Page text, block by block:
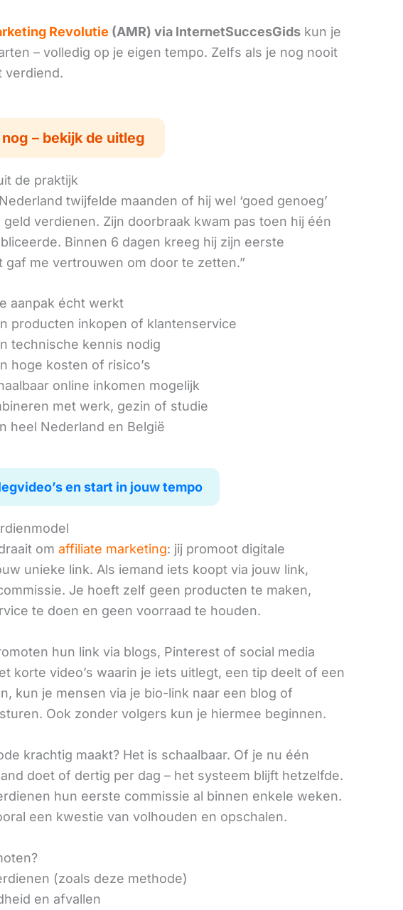
Revolutie (AMR) via InternetSuccesGids kun je
– volledig op je eigen tempo. Zelfs als je nog nooit
verdiend.
– bekijk de uitleg
de praktijk
twijfelde maanden of hij wel ‘goed genoeg’
verdienen. Zijn doorbraak kwam pas toen hij één
Binnen 6 dagen kreeg hij zijn eerste
gaf me vertrouwen om door te zetten.”
aanpak écht werkt
producten inkopen of klantenservice
technische kennis nodig
hoge kosten of risico’s
online inkomen mogelijk
met werk, gezin of studie
heel Nederland en België
en start in jouw tempo
om affiliate marketing: jij promoot digitale
unieke link. Als iemand iets koopt via jouw link,
Je hoeft zelf geen producten te maken,
te doen en geen voorraad te houden.
hun link via blogs, Pinterest of social media
korte video’s waarin je iets uitlegt, een tip deelt of een
kun je mensen via je bio-link naar een blog of
Ook zonder volgers kun je hiermee beginnen.
krachtig maakt? Het is schaalbaar. Of je nu één
doet of dertig per dag – het systeem blijft hetzelfde.
hun eerste commissie al binnen enkele weken.
een kwestie van volhouden en opschalen.
(zoals deze methode)
en afvallen